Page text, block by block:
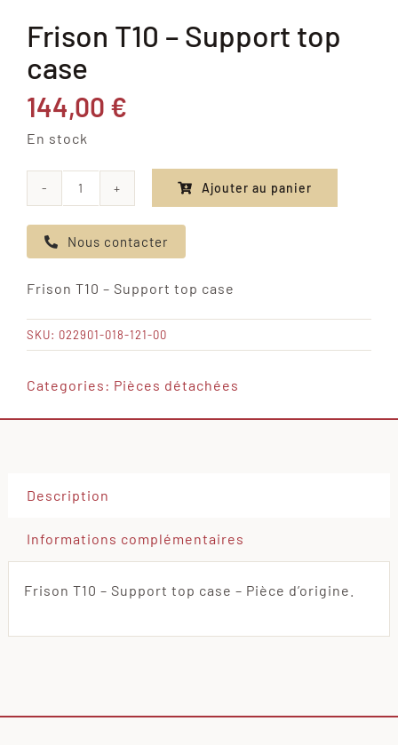
Frison T10 – Support top
case
144,00 €
En stock
de
Frison
-
Support
top
Ajouter au panier
Nous contacter
Frison T10 – Support top case
SKU: 022901-018-121-00
Categories: Pièces détachées
Description
Informations complémentaires
Frison T10 – Support top case – Pièce d’origine.